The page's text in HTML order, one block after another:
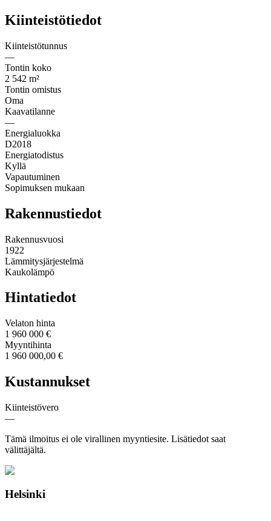
Kiinteistötiedot
Kiinteistötunnus
—
Tontin koko
2 542 m²
Tontin omistus
Oma
Kaavatilanne
—
Energialuokka
D2018
Energiatodistus
Kyllä
Vapautuminen
Sopimuksen mukaan
Rakennustiedot
Rakennusvuosi
1922
Lämmitysjärjestelmä
Kaukolämpö
Hintatiedot
Velaton hinta
1 960 000 €
Myyntihinta
1 960 000,00 €
Kustannukset
Kiinteistövero
—
Tämä ilmoitus ei ole virallinen myyntiesite. Lisätiedot saat
välittäjältä.
Helsinki